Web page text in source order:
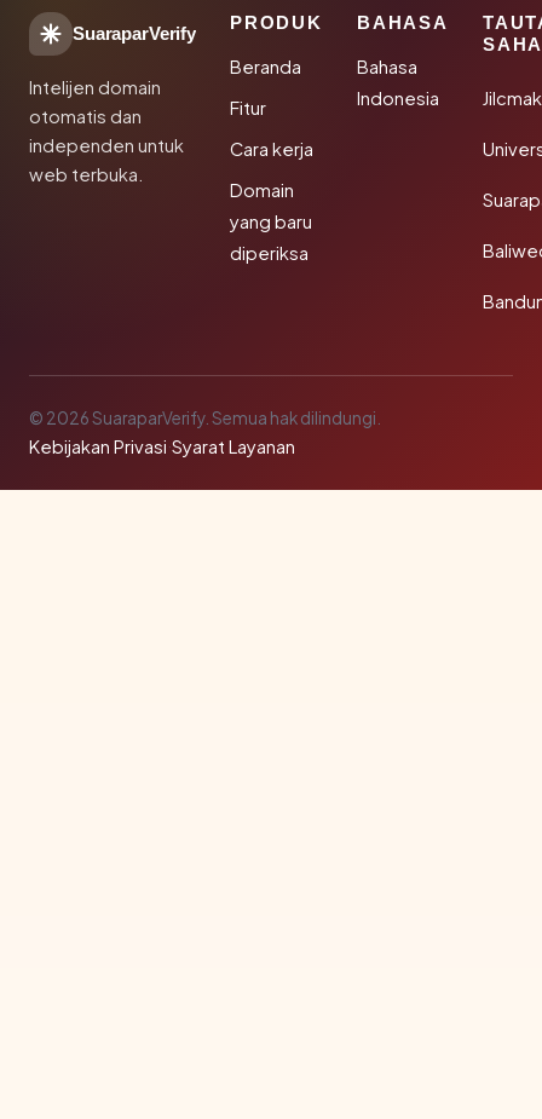
SuaraparVerify
Intelijen domain
otomatis dan
independen untuk
web terbuka.
PRODUK
Beranda
Fitur
Cara kerja
Domain
yang baru
diperiksa
BAHASA
Bahasa
Indonesia
© 2026 SuaraparVerify. Semua hak dilindungi.
Kebijakan Privasi·Syarat Layanan